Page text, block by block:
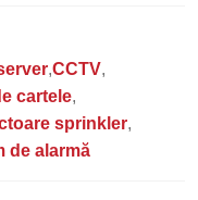
CCTV
cartele
sprinkler
de alarmă